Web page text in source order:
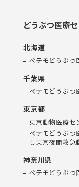
どうぶつ医療
北海道
ペテモどうぶつ
千葉県
ペテモどうぶつ
東京都
東京動物医療セ
ペテモどうぶつ
し東京夜間救急
神奈川県
ペテモどうぶつ